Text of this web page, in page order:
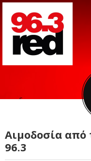
Αιμοδοσία από
96.3